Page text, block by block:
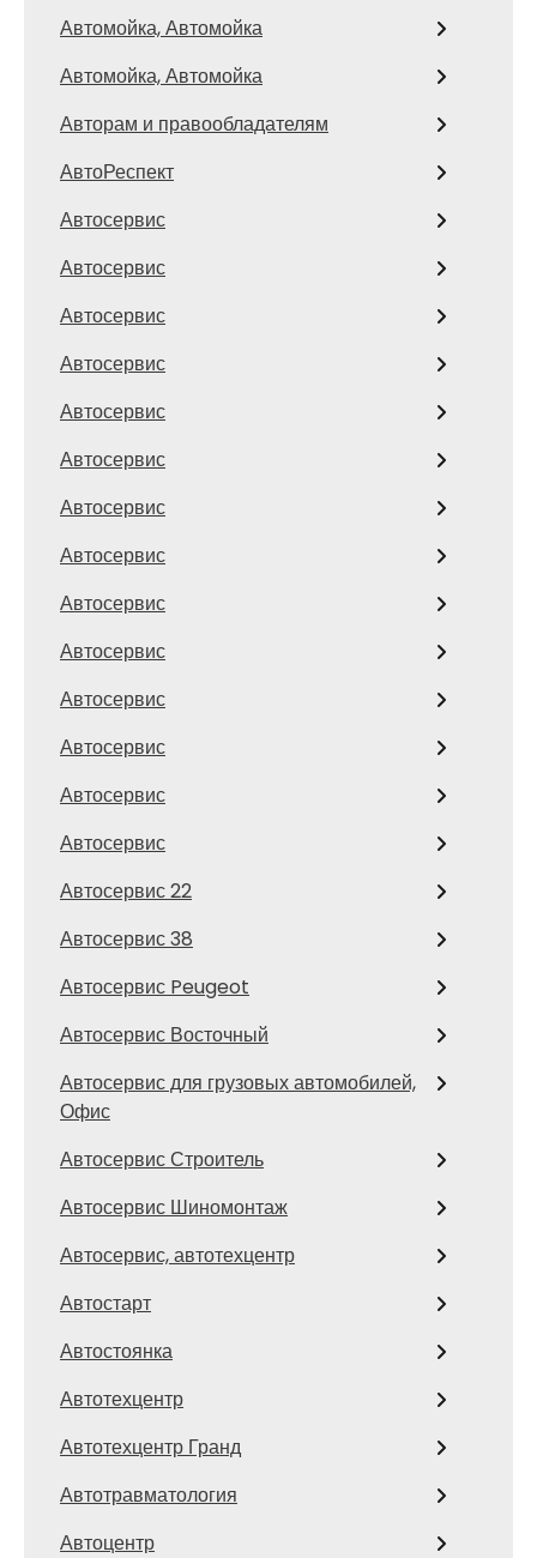
Автомойка, Автомойка
Автомойка, Автомойка
Авторам и правообладателям
АвтоРеспект
Автосервис
Автосервис
Автосервис
Автосервис
Автосервис
Автосервис
Автосервис
Автосервис
Автосервис
Автосервис
Автосервис
Автосервис
Автосервис
Автосервис
Автосервис 22
Автосервис 38
Автосервис Peugeot
Автосервис Восточный
Автосервис для грузовых автомобилей,
Офис
Автосервис Строитель
Автосервис Шиномонтаж
Автосервис, автотехцентр
Автостарт
Автостоянка
Автотехцентр
Автотехцентр Гранд
Автотравматология
Автоцентр